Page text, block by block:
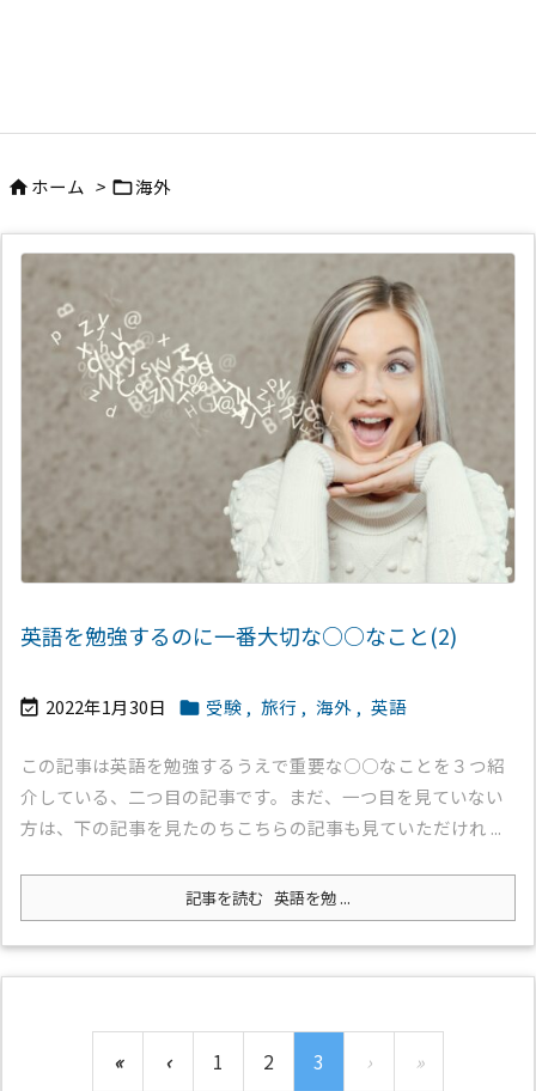
 ホーム > 海外
英語を勉強するのに一番大切な○○なこと(2)
 2022年1月30日  受験 , 旅行 , 海外 , 英語
この記事は英語を勉強するうえで重要な○○なことを３つ紹
介している、二つ目の記事です。まだ、一つ目を見ていない
方は、下の記事を見たのちこちらの記事も見ていただけれ ...
記事を読む 英語を勉 ...
« ‹ 1 2 3 › »